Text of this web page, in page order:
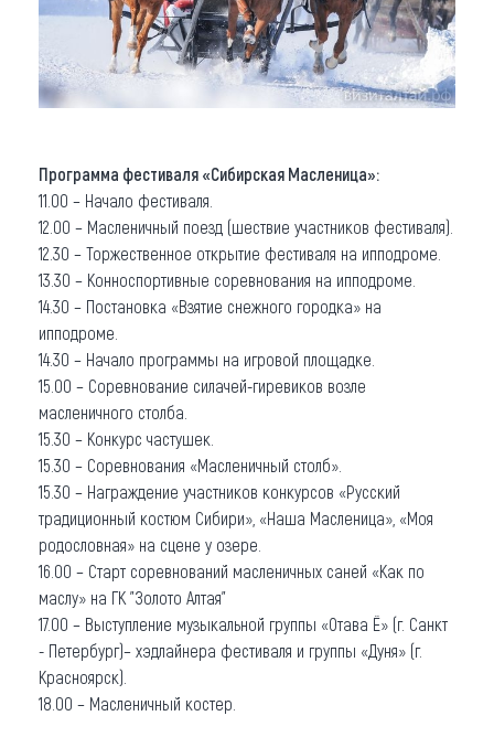
Программа фестиваля «Сибирская Масленица»:
11.00 – Начало фестиваля.
12.00 – Масленичный поезд (шествие участников фестиваля).
12.30 – Торжественное открытие фестиваля на ипподроме.
13.30 – Конноспортивные соревнования на ипподроме.
14.30 – Постановка «Взятие снежного городка» на
ипподроме.
14.30 – Начало программы на игровой площадке.
15.00 – Соревнование силачей-гиревиков возле
масленичного столба.
15.30 – Конкурс частушек.
15.30 – Соревнования «Масленичный столб».
15.30 – Награждение участников конкурсов «Русский
традиционный костюм Сибири», «Наша Масленица», «Моя
родословная» на сцене у озере.
16.00 – Старт соревнований масленичных саней «Как по
маслу» на ГК "Золото Алтая"
17.00 – Выступление музыкальной группы «Отава Ё» (г. Санкт
- Петербург)– хэдлайнера фестиваля и группы «Дуня» (г.
Красноярск).
18.00 – Масленичный костер.